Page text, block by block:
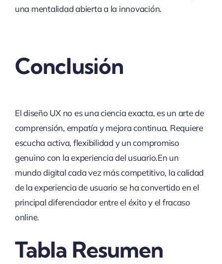
una mentalidad abierta a la innovación.
Conclusión
El diseño UX no es una ciencia exacta, es un arte de
comprensión, empatía y mejora continua. Requiere
escucha activa, flexibilidad y un compromiso
genuino con la experiencia del usuario.En un
mundo digital cada vez más competitivo, la calidad
de la experiencia de usuario se ha convertido en el
principal diferenciador entre el éxito y el fracaso
online.
Tabla Resumen